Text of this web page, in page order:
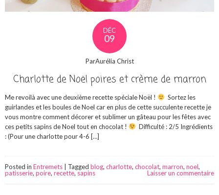
DÉC
09
ParAurélia Christ
Charlotte de Noël poires et crème de marron
Me revoilà avec une deuxième recette spéciale Noël !
Sortez les
guirlandes et les boules de Noel car en plus de cette succulente recette je
vous montre comment décorer et sublimer un gâteau pour les fêtes avec
ces petits sapins de Noel tout en chocolat !
Difficulté : 2/5 Ingrédients
: (Pour une charlotte pour 4-6 […]
Posted in Entremets Tagged blog, charlotte, chocolat, marron, noel,
patisserie, poire, recette, sapins Laisser un commentaire